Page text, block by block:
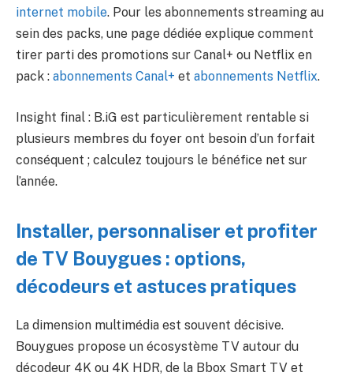
internet mobile. Pour les abonnements streaming au
sein des packs, une page dédiée explique comment
tirer parti des promotions sur Canal+ ou Netflix en
pack : abonnements Canal+ et abonnements Netflix.
Insight final : B.iG est particulièrement rentable si
plusieurs membres du foyer ont besoin d’un forfait
conséquent ; calculez toujours le bénéfice net sur
l’année.
Installer, personnaliser et profiter
de TV Bouygues : options,
décodeurs et astuces pratiques
La dimension multimédia est souvent décisive.
Bouygues propose un écosystème TV autour du
décodeur 4K ou 4K HDR, de la Bbox Smart TV et